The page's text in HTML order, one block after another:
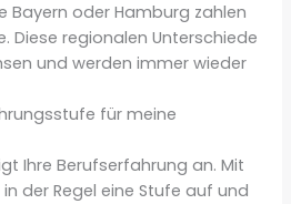
Bayern oder Hamburg zahlen
Diese regionalen Unterschiede
und werden immer wieder
für meine
Ihre Berufserfahrung an. Mit
der Regel eine Stufe auf und